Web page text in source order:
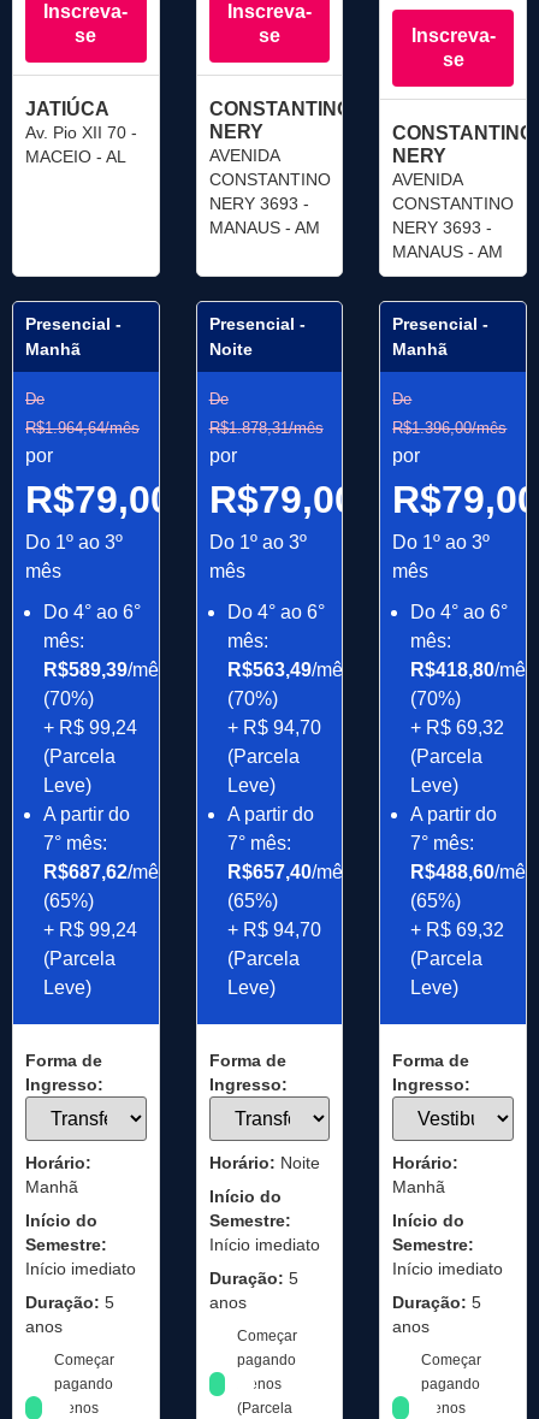
Inscreva-
se
JATIÚCA
Av. Pio XII 70 -
MACEIO - AL
Inscreva-
se
CONSTANTINO
NERY
AVENIDA
CONSTANTINO
NERY 3693 -
MANAUS - AM
Inscreva-
se
CONSTANTINO
NERY
AVENIDA
CONSTANTINO
NERY 3693 -
MANAUS - AM
Presencial -
Manhã
De
R$1.964,64/mês
por
R$79,00/mês
Do 1º ao 3º
mês
Do 4° ao 6°
mês:
R$589,39/mês
(70%)
+ R$ 99,24
(Parcela
Leve)
A partir do
7° mês:
R$687,62/mês
(65%)
+ R$ 99,24
(Parcela
Leve)
Forma de
Ingresso:
Horário:
Manhã
Início do
Semestre:
Início imediato
Duração: 5
anos
Começar
pagando
menos
Presencial -
Noite
De
R$1.878,31/mês
por
R$79,00/mês
Do 1º ao 3º
mês
Do 4° ao 6°
mês:
R$563,49/mês
(70%)
+ R$ 94,70
(Parcela
Leve)
A partir do
7° mês:
R$657,40/mês
(65%)
+ R$ 94,70
(Parcela
Leve)
Forma de
Ingresso:
Horário: Noite
Início do
Semestre:
Início imediato
Duração: 5
anos
Começar
pagando
menos
(Parcela
Presencial -
Manhã
De
R$1.396,00/mês
por
Do 1º ao 3º
mês
Do 4° ao 6°
mês:
R$418,80/mês
(70%)
+ R$ 69,32
(Parcela
Leve)
A partir do
7° mês:
R$488,60/mês
(65%)
+ R$ 69,32
(Parcela
Leve)
Forma de
Ingresso:
Horário:
Manhã
Início do
Semestre:
Início imediato
Duração: 5
anos
Começar
pagando
menos